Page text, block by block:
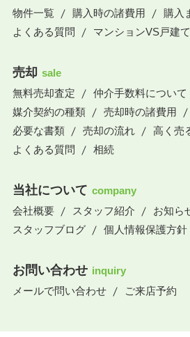
物件一覧
購入時の諸費用
購入
よくある質問
マンションVS戸建て
売却 sale
無料売却査定
仲介手数料について
媒介契約の種類
売却時の諸費用
必要な書類
売却の流れ
高く売
よくある質問
相続
当社について company
会社概要
スタッフ紹介 お知ら
スタッフブログ
個人情報保護方針
お問い合わせ inquiry
メールで問い合わせ
ご来店予約